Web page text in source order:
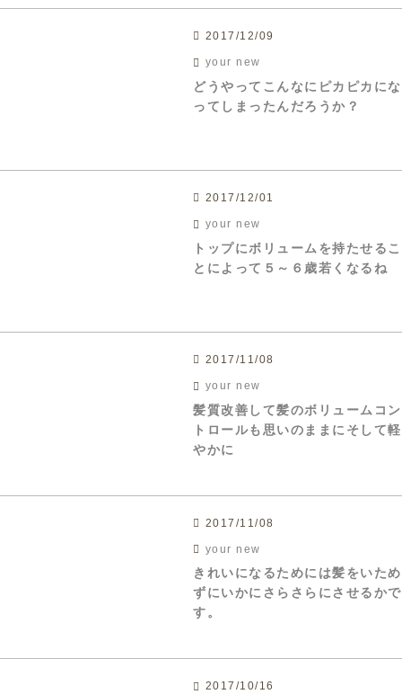
2017/12/09
your new
どうやってこんなにピカピカにな
ってしまったんだろうか？
2017/12/01
your new
トップにボリュームを持たせるこ
とによって５～６歳若くなるね
2017/11/08
your new
髪質改善して髪のボリュームコン
トロールも思いのままにそして軽
やかに
2017/11/08
your new
きれいになるためには髪をいため
ずにいかにさらさらにさせるかで
す。
2017/10/16